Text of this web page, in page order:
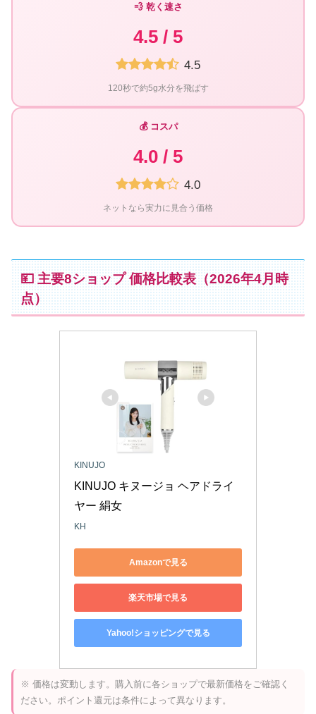
💨 乾く速さ
4.5 / 5
4.5
120秒で約5g水分を飛ばす
💰 コスパ
4.0 / 5
4.0
ネットなら実力に見合う価格
💴 主要8ショップ 価格比較表（2026年4月時
点）
KINUJO
KINUJO キヌージョ ヘアドライ
ヤー 絹女
KH
Amazonで見る
楽天市場で見る
Yahoo!ショッピングで見る
※ 価格は変動します。購入前に各ショップで最新価格をご確認く
ださい。ポイント還元は条件によって異なります。